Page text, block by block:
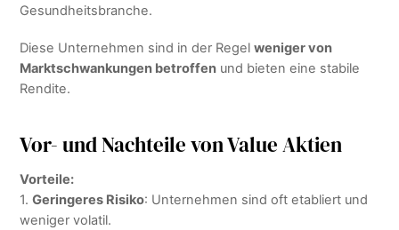
Gesundheitsbranche.
Diese Unternehmen sind in der Regelweniger von
Marktschwankungen betroffen und bieten eine stabile
Rendite.
Vor- und Nachteile von Value Aktien
Vorteile:
1.Geringeres Risiko: Unternehmen sind oft etabliert und
weniger volatil.